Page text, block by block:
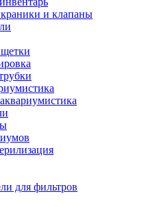
и клапаны
для фильтров